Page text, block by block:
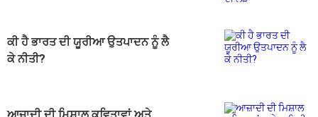
ਕੀ ਹੈ ਭਾਰਤ ਦੀ ਯੂਰੀਆ ਉਤਪਾਦਨ ਨੂੰ ਲੈ
ਕੇ ਨੀਤੀ?
ਆਜ਼ਾਦੀ ਦੀ ਮਿਸ਼ਾਲ ਕਵਿਤਾਵਾਂ ਅਤੇ